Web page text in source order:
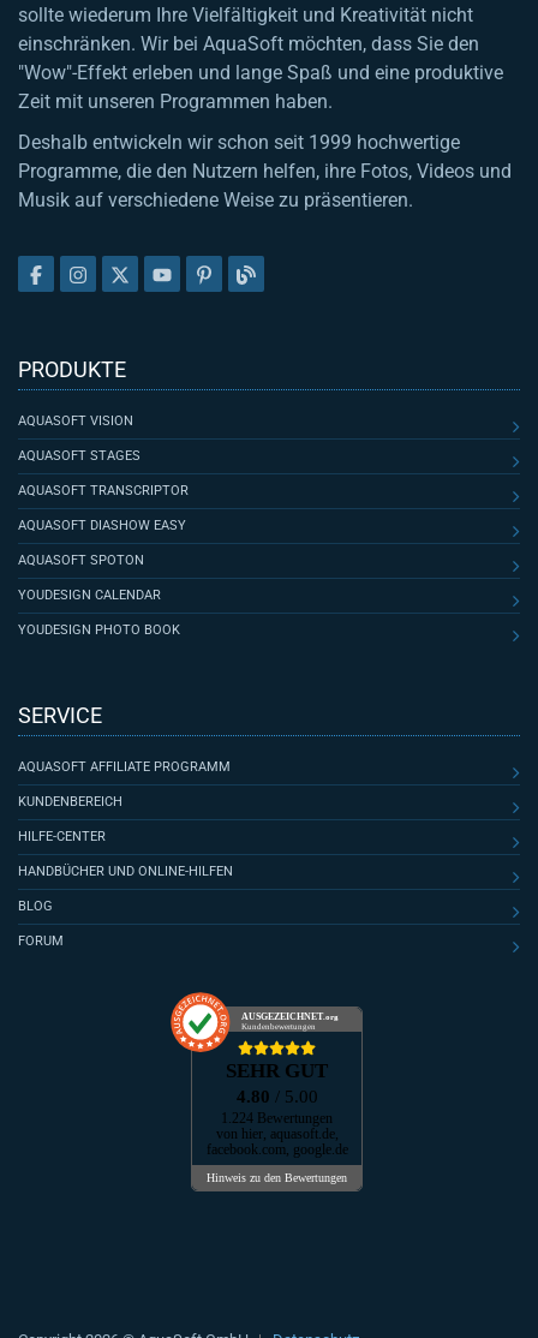
sollte wiederum Ihre Vielfältigkeit und Kreativität nicht
einschränken. Wir bei AquaSoft möchten, dass Sie den
"Wow"-Effekt erleben und lange Spaß und eine produktive
Zeit mit unseren Programmen haben.
Deshalb entwickeln wir schon seit 1999 hochwertige
Programme, die den Nutzern helfen, ihre Fotos, Videos und
Musik auf verschiedene Weise zu präsentieren.
PRODUKTE
AQUASOFT VISION
AQUASOFT STAGES
AQUASOFT TRANSCRIPTOR
AQUASOFT DIASHOW EASY
AQUASOFT SPOTON
YOUDESIGN CALENDAR
YOUDESIGN PHOTO BOOK
SERVICE
AQUASOFT AFFILIATE PROGRAMM
KUNDENBEREICH
HILFE-CENTER
HANDBÜCHER UND ONLINE-HILFEN
BLOG
FORUM
AUSGEZEICHNET.org
Kundenbewertungen
SEHR GUT
4.80 / 5.00
1.224 Bewertungen
von hier, aquasoft.de,
facebook.com, google.de
Hinweis zu den Bewertungen